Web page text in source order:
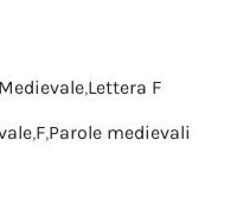
,Lettera F
,F,Parole medievali